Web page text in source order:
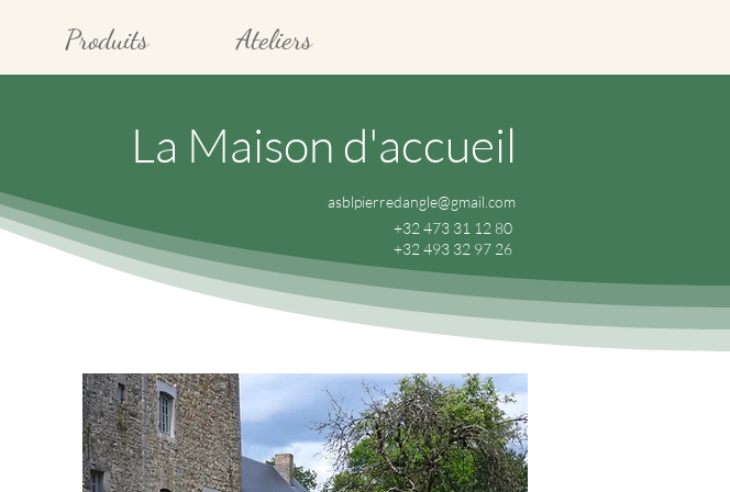
Produits Ateliers
La Maison d'accueil
asblpierredangle@gmail.com
+32 473 31 12 80
+32 493 32 97 26